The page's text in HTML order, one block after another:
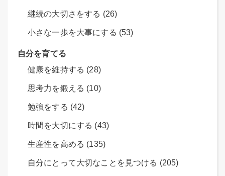
継続の大切さをする (26)
小さな一歩を大事にする (53)
自分を育てる
健康を維持する (28)
思考力を鍛える (10)
勉強をする (42)
時間を大切にする (43)
生産性を高める (135)
自分にとって大切なことを見つける (205)